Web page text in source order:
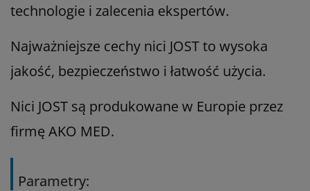
technologie i zalecenia ekspertów.
Najważniejsze cechy nici JOST to wysoka
jakość, bezpieczeństwo i łatwość użycia.
Nici JOST są produkowane w Europie przez
firmę AKO MED.
Parametry: